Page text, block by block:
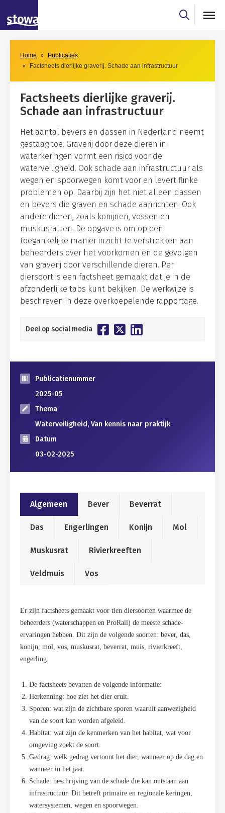
Skip to main content
Skip to main nav
Home
Publicaties
Factsheets dierlijke graverij. Schade aan infrastructuur
Factsheets dierlijke graverij.
Schade aan infrastructuur
Het aantal bevers en dassen in Nederland neemt
gestaag toe. Graverij door deze dieren in
waterkeringen vormt een risico voor de
waterveiligheid. Ook schade aan infrastructuur als
wegen en spoorwegen komt voor en levert flinke
problemen op. Daarbij zijn het niet alleen dassen
en bevers die graven en schade aanrichten. Ook
andere dieren, zoals konijnen, vossen en
muskusratten. De opgave is om op een
toegankelijke manier inzicht te verstrekken aan
beheerders over het voorkomen en de gevolgen
van graverij door verschillende dieren. Per
diersoort is een factsheet gemaakt dat je in de
afzonderlijke tabs kunt bekijken. De werkwijze is
beschreven in deze overkoepelende rapportage.
Deel op social media
Publicatienummer
2025-05
Thema
Waterveiligheid, Van kennis naar praktijk
Datum
03-02-2025
Algemeen Bever Beverrat
Das Engerlingen Konijn Mol
Muskusrat Rivierkreeften
Veldmuis Vos
Er zijn factsheets gemaakt voor tien diersoorten waarmee de
beheerders (waterschappen en ProRail) de meeste schade-
ervaringen hebben. Dit zijn de volgende soorten: bever, das,
konijn, mol, vos, muskusrat, beverrat, muis, rivierkreeft,
engerling.
De factsheets bevatten de volgende informatie:
Herkenning: hoe ziet het dier eruit.
Sporen: wat zijn de zichtbare sporen waaruit aanwezigheid
van de soort kan worden afgeleid.
Habitat: wat zijn de kenmerken van het habitat, wat voor
omgeving zoekt de soort.
Gedrag: welk gedrag vertoont het dier, wanneer op de dag en
wanneer in het jaar.
Schade: beschrijving van de schade die kan ontstaan aan
infrastructuur. Dit betreft primaire en regionale keringen,
watersystemen, wegen en spoorwegen.